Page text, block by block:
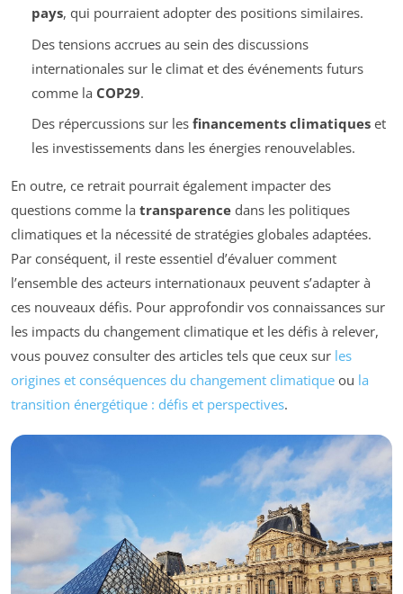
pays, qui pourraient adopter des positions similaires.
Des tensions accrues au sein des discussions
internationales sur le climat et des événements futurs
comme la COP29.
Des répercussions sur les financements climatiqueset
les investissements dans les énergies renouvelables.
En outre, ce retrait pourrait également impacter des
questions comme la transparence dans les politiques
climatiques et la nécessité de stratégies globales adaptées.
Par conséquent, il reste essentiel d’évaluer comment
l’ensemble des acteurs internationaux peuvent s’adapter à
ces nouveaux défis. Pour approfondir vos connaissances sur
les impacts du changement climatique et les défis à relever,
vous pouvez consulter des articles tels que ceux sur les
origines et conséquences du changement climatique ou la
transition énergétique : défis et perspectives.